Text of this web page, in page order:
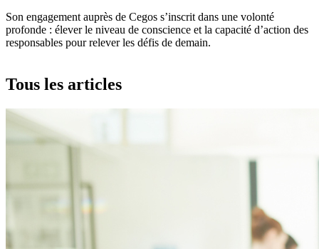
Son engagement auprès de Cegos s’inscrit dans une volonté
profonde : élever le niveau de conscience et la capacité d’action des
responsables pour relever les défis de demain.
Tous les articles